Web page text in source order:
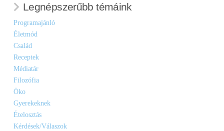
Legnépszerűbb témáink
Programajánló
Életmód
Család
Receptek
Médiatár
Filozófia
Öko
Gyerekeknek
Ételosztás
Kérdések/Válaszok